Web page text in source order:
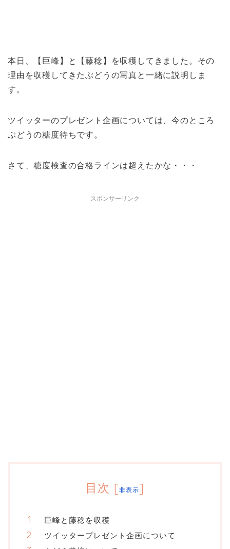
本日、【巨峰】と【藤稔】を収穫してきました。その
理由を収穫してきたぶどうの写真と一緒に説明しま
す。
ツイッターのプレゼント企画については、今のところ
ぶどうの糖度待ちです。
さて、糖度検査の合格ラインは超えたかな・・・
スポンサーリンク
目次 [非表示]
巨峰と藤稔を収穫
ツイッタープレゼント企画について